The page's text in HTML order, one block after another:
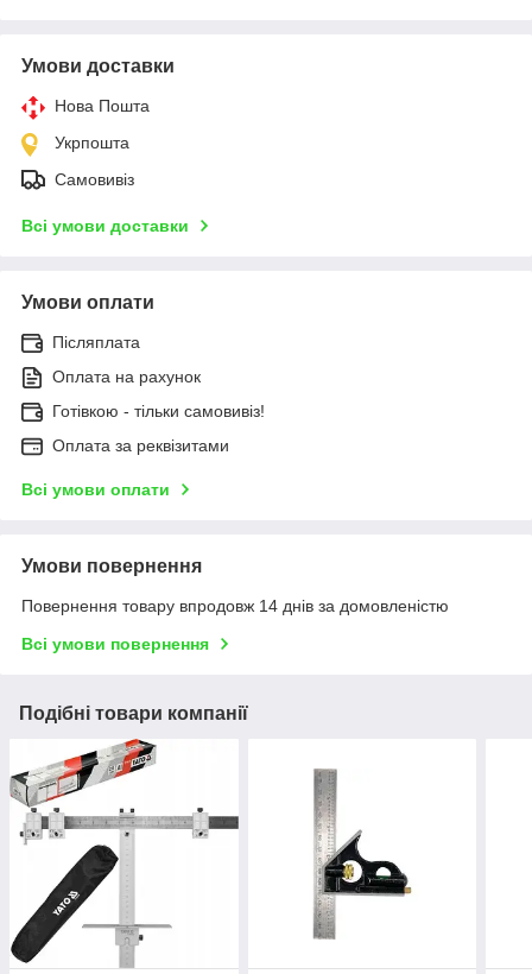
Умови доставки
Нова Пошта
Укрпошта
Самовивіз
Всі умови доставки
Умови оплати
Післяплата
Оплата на рахунок
Готівкою - тільки самовивіз!
Оплата за реквізитами
Всі умови оплати
Умови повернення
Повернення товару впродовж 14 днів за домовленістю
Всі умови повернення
Подібні товари компанії